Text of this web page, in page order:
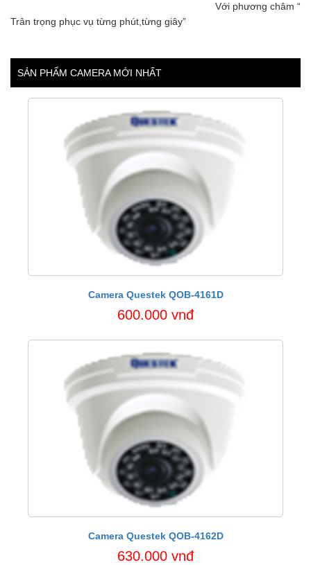
Với phương châm “
Trân trọng phục vụ từng phút,từng giây”
SẢN PHẨM CAMERA MỚI NHẤT
Camera Questek QOB-4161D
600.000 vnđ
Camera Questek QOB-4162D
630.000 vnđ